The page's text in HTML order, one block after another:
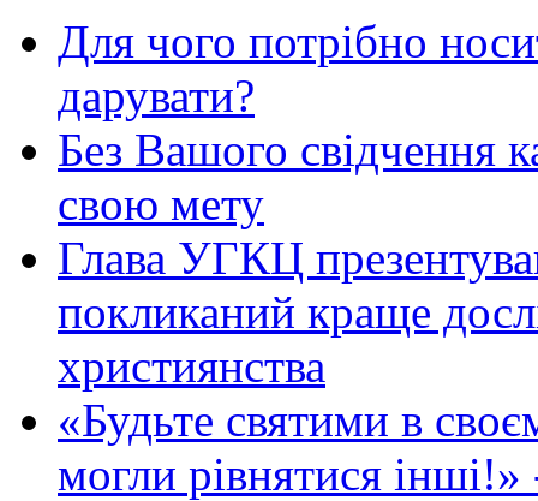
Для чого потрібно
дарувати?
Без Вашого свідчення
свою мету
Глава УГКЦ
покликаний краще
християнства
«Будьте святими в
могли рівнятися